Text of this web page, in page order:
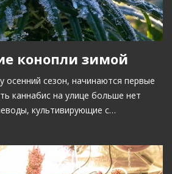
конопли зимой
осенний сезон, начинаются первые
каннабис на улице больше нет
культивирующие с…